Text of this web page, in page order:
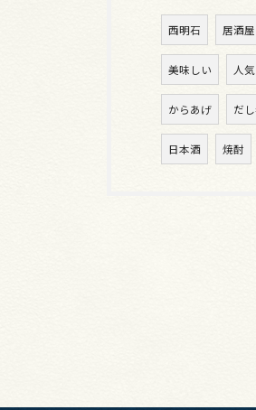
西明石 居酒屋
美味しい 人気
からあげ だ
日本酒 焼酎